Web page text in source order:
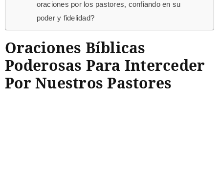
oraciones por los pastores, confiando en su
poder y fidelidad?
Oraciones Bíblicas
Poderosas Para Interceder
Por Nuestros Pastores